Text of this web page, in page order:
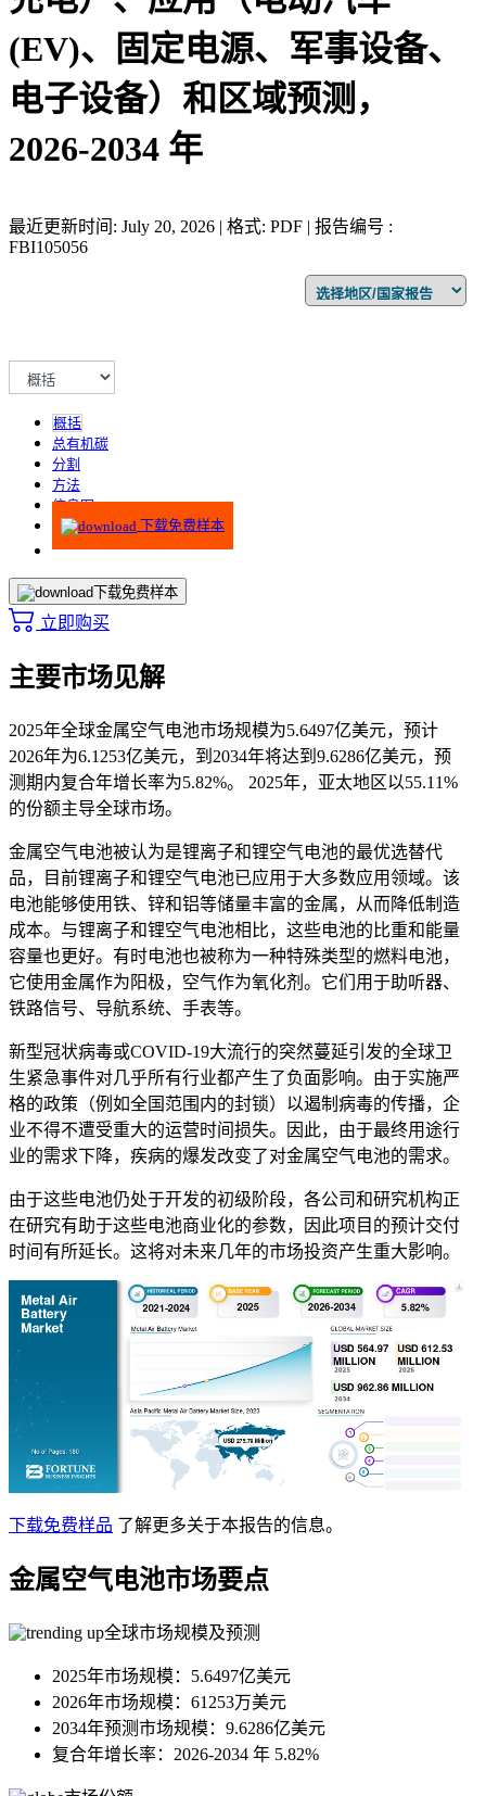
(EV)、固定电源、军事设备、
电子设备）和区域预测，
2026-2034 年
最近更新时间: July 20, 2026 | 格式: PDF | 报告编号 :
FBI105056
概括
总有机碳
分割
方法
信息图
下载免费样本
下载免费样本
立即购买
主要市场见解
2025年全球金属空气电池市场规模为5.6497亿美元，预计
2026年为6.1253亿美元，到2034年将达到9.6286亿美元，预
测期内复合年增长率为5.82%。 2025年，亚太地区以55.11%
的份额主导全球市场。
金属空气电池被认为是锂离子和锂空气电池的最优选替代
品，目前锂离子和锂空气电池已应用于大多数应用领域。该
电池能够使用铁、锌和铝等储量丰富的金属，从而降低制造
成本。与锂离子和锂空气电池相比，这些电池的比重和能量
容量也更好。有时电池也被称为一种特殊类型的燃料电池，
它使用金属作为阳极，空气作为氧化剂。它们用于助听器、
铁路信号、导航系统、手表等。
新型冠状病毒或COVID-19大流行的突然蔓延引发的全球卫
生紧急事件对几乎所有行业都产生了负面影响。由于实施严
格的政策（例如全国范围内的封锁）以遏制病毒的传播，企
业不得不遭受重大的运营时间损失。因此，由于最终用途行
业的需求下降，疾病的爆发改变了对金属空气电池的需求。
由于这些电池仍处于开发的初级阶段，各公司和研究机构正
在研究有助于这些电池商业化的参数，因此项目的预计交付
时间有所延长。这将对未来几年的市场投资产生重大影响。
下载免费样品 了解更多关于本报告的信息。
金属空气电池市场要点
全球市场规模及预测
2025年市场规模：5.6497亿美元
2026年市场规模：61253万美元
2034年预测市场规模：9.6286亿美元
复合年增长率：2026-2034 年 5.82%